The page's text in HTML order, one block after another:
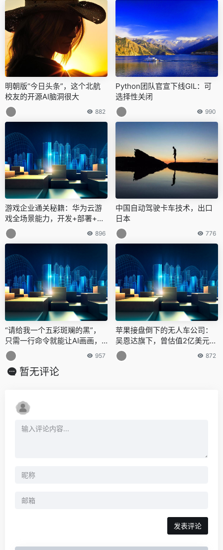
明朝版“今日头条”，这个北航
校友的开源AI脑洞很大
882
Python团队官宣下线GIL：可
选择性关闭
990
游戏企业通关秘籍：华为云游
戏全场景能力，开发+部署+运
营“关关难过关关过”
896
中国自动驾驶卡车技术，出口
日本
776
“请给我一个五彩斑斓的黑”，
只需一行命令就能让AI画画，O
penAI的Dall-E被大神复现
957
苹果接盘倒下的无人车公司：
吴恩达旗下，曾估值2亿美元，
CEO及大部分员工被裁
872
暂无评论
发表评论